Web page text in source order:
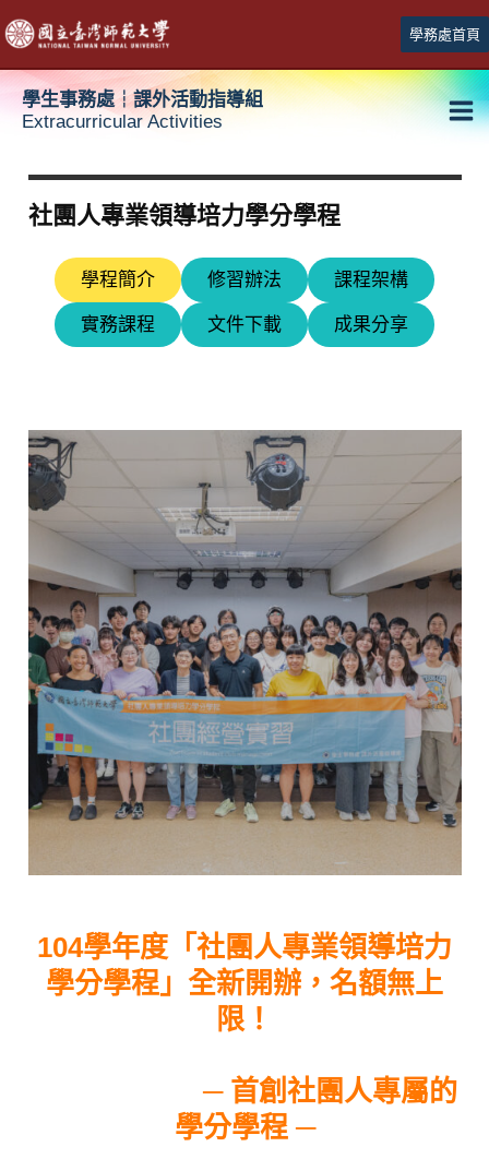
跳
至
主
學務處首頁
學生事務處┆課外活動指導組
Extracurricular Activities
社團人專業領導培力學分學程
學程簡介 修習辦法 課程架構
實務課程 文件下載 成果分享
104學年度「社團人專業領導培力
學分學程」全新開辦，名額無上
限！
─ 首創社團人專屬的
學分學程 ─